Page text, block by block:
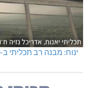
ינוח: מבנה רב תכליתי ב-120 מלש"ח